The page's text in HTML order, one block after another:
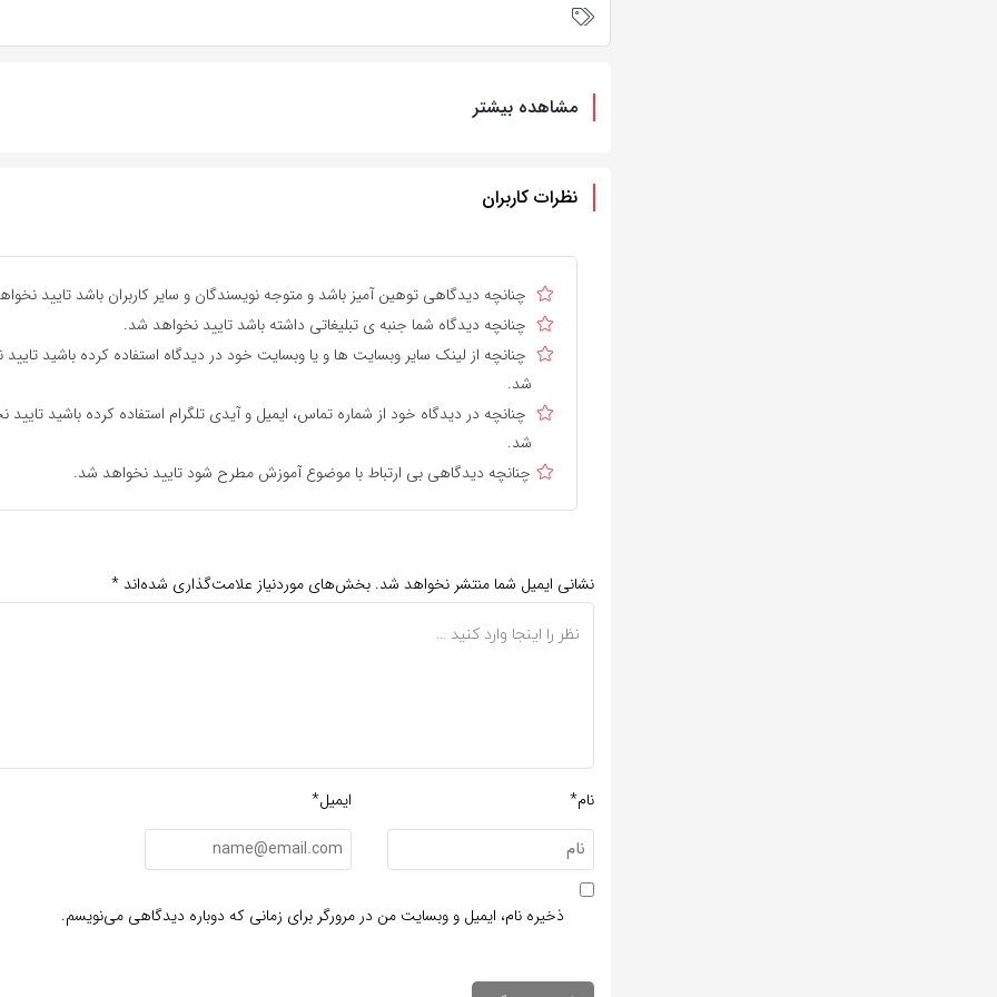
مشاهده بیشتر
نظرات کاربران
چنانچه دیدگاهی توهین آمیز باشد و متوجه نویسندگان و سایر کاربران باشد تایید
چنانچه دیدگاه شما جنبه ی تبلیغاتی داشته باشد تایید نخواهد شد.
چنانچه از لینک سایر وبسایت ها و یا وبسایت خود در دیدگاه استفاده کرده باشید تایید
شد.
چنانچه در دیدگاه خود از شماره تماس، ایمیل و آیدی تلگرام استفاده کرده باشید تایید
شد.
چنانچه دیدگاهی بی ارتباط با موضوع آموزش مطرح شود تایید نخواهد شد.
نشانی ایمیل شما منتشر نخواهد شد. بخش‌های موردنیاز علامت‌گذاری شده‌اند *
نام* ایمیل*
ذخیره نام، ایمیل و وبسایت من در مرورگر برای زمانی که دوباره دیدگاهی می‌نویسم.